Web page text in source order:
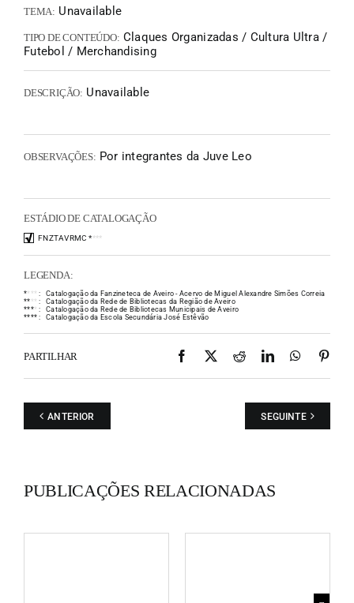
TEMA: Unavailable
TIPO DE CONTEÚDO: Claques Organizadas / Cultura Ultra /
Futebol / Merchandising
DESCRIÇÃO: Unavailable
OBSERVAÇÕES: Por integrantes da Juve Leo
ESTÁDIO DE CATALOGAÇÃO
FNZTAVRMC ****
LEGENDA:
** * * :
Catalogação da Fanzineteca de Aveiro - Acervo de Miguel Alexandre Simões Correia
** * * :
Catalogação da Rede de Bibliotecas da Região de Aveiro
**** :
Catalogação da Rede de Bibliotecas Municipais de Aveiro
**** : Catalogação da Escola Secundária José Estêvão
PARTILHAR Facebook
X RedditLinkedIn
ANTERIOR SEGUINTE
PUBLICAÇÕES RELACIONADAS